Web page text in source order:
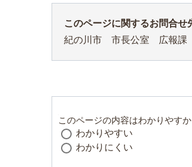
このページに関するお問合せ
紀の川市 市長公室 広報課
このページの内容はわかりやす
わかりやすい
わかりにくい